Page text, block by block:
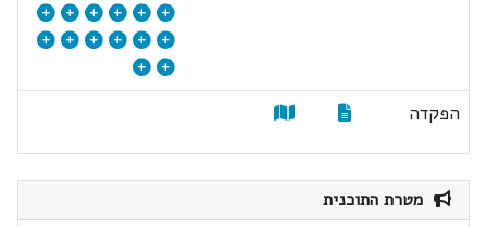
הפקדה
מטרת התוכנית